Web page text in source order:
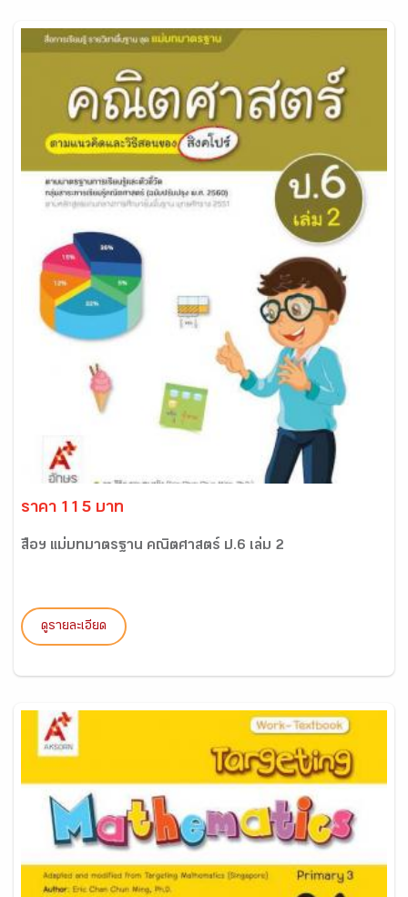
ราคา 115 บาท
สื่อฯ แม่บทมาตรฐาน คณิตศาสตร์ ป.6 เล่ม 2
ดูรายละเอียด